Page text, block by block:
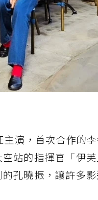
主演，首次合作的
站的指揮官「伊
孔曉振，讓許多